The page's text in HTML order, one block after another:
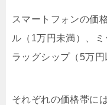
スマートフォンの価
ル（1万円未満）、
ラッグシップ（5万円
それぞれの価格帯に